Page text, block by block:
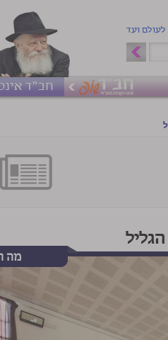
לעולם ועד
חב"ד